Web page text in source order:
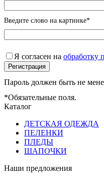
Введите слово на картинке*
Я согласен на обработку
Пароль должен быть не
*Обязательные поля.
Каталог
ДЕТСКАЯ ОДЕЖДА
ПЕЛЕНКИ
ПЛЕДЫ
ШАПОЧКИ
Наши предложения